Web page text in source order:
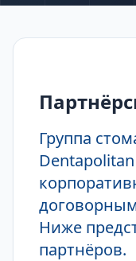
Группа
Ниже
партнёров.